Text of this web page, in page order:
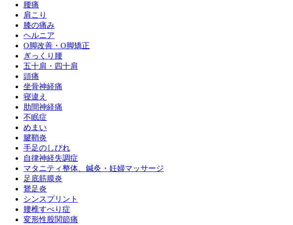
腰痛
肩こり
膝の痛み
ヘルニア
O脚改善・O脚矯正
ぎっくり腰
五十肩・四十肩
頭痛
坐骨神経痛
寝違え
肋間神経痛
不眠症
めまい
腱鞘炎
手足のしびれ
自律神経失調症
マタニティ整体、鍼灸・妊婦マッサージ
足底筋膜炎
鵞足炎
シンスプリント
腰椎すべり症
変形性股関節痛